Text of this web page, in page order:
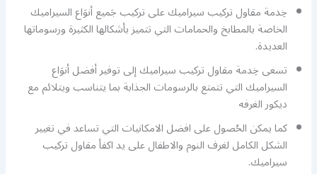
خِدمة مقاول تركيب سيراميك على تركيب جَميع أنوَاع السيراميك
الخاصة بالمطابخ والحمامات التي تتميز بأشكالها الكثيرة ورسوماتها
العديدة.
تسعى خِدمة مقاول تركيب سيراميك إلى توفير أفضل أنوَاع
السيراميك التي تتمتع بالرسومات الجذابة بما يتناسب ويتلائم مع
ديكور الغرفه
كما يمكن الحُصول على افضل الامكانيات التي تساعد في تغيير
الشكل الكامل لغرف النوم والاطفال على يد اكفأ مقاول تركيب
سيراميك.